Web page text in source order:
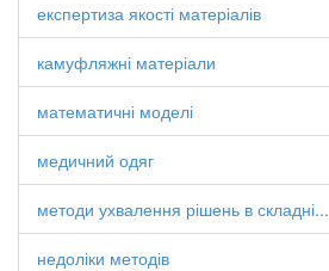
експертиза якості матеріалів
камуфляжні матеріали
математичні моделі
медичний одяг
методи ухвалення рішень в складні...
недоліки методів